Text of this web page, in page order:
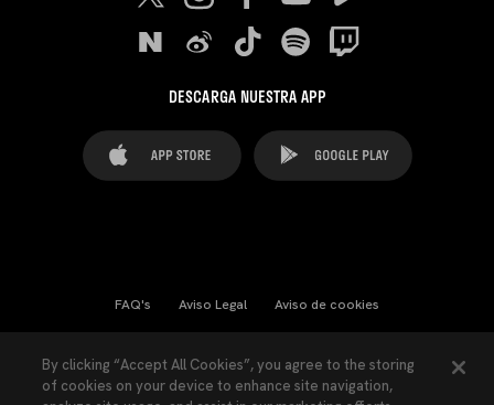
DESCARGA NUESTRA APP
FAQ's Aviso Legal Aviso de cookies
Ley Transparencia Política de Privacidad
By clicking “Accept All Cookies”, you agree to the storing
of cookies on your device to enhance site navigation,